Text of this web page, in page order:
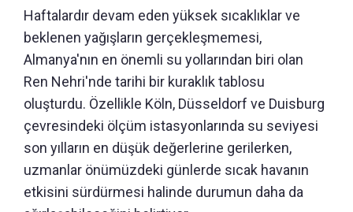
Haftalardır devam eden yüksek sıcaklıklar ve
beklenen yağışların gerçekleşmemesi,
Almanya'nın en önemli su yollarından biri olan
Ren Nehri'nde tarihi bir kuraklık tablosu
oluşturdu. Özellikle Köln, Düsseldorf ve Duisburg
çevresindeki ölçüm istasyonlarında su seviyesi
son yılların en düşük değerlerine gerilerken,
uzmanlar önümüzdeki günlerde sıcak havanın
etkisini sürdürmesi halinde durumun daha da